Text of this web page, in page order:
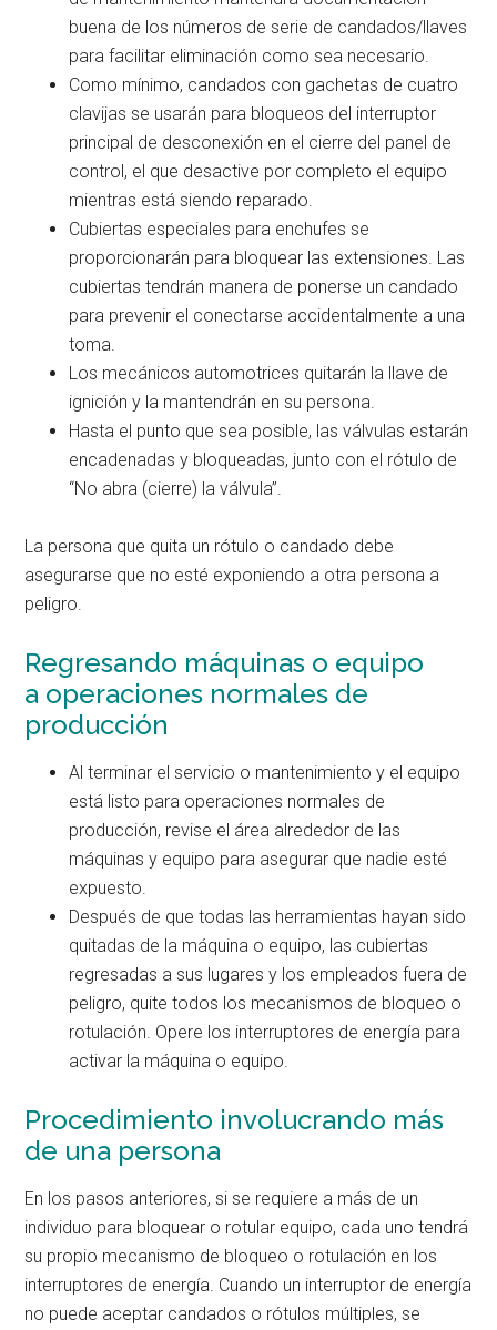
buena de los números de serie de candados/llaves
para facilitar eliminación como sea necesario.
Como mínimo, candados con gachetas de cuatro
clavijas se usarán para bloqueos del interruptor
principal de desconexión en el cierre del panel de
control, el que desactive por completo el equipo
mientras está siendo reparado.
Cubiertas especiales para enchufes se
proporcionarán para bloquear las extensiones. Las
cubiertas tendrán manera de ponerse un candado
para prevenir el conectarse accidentalmente a una
toma.
Los mecánicos automotrices quitarán la llave de
ignición y la mantendrán en su persona.
Hasta el punto que sea posible, las válvulas estarán
encadenadas y bloqueadas, junto con el rótulo de
“No abra (cierre) la válvula”.
La persona que quita un rótulo o candado debe
asegurarse que no esté exponiendo a otra persona a
peligro.
Regresando máquinas o equipo
a operaciones normales de
producción
Al terminar el servicio o mantenimiento y el equipo
está listo para operaciones normales de
producción, revise el área alrededor de las
máquinas y equipo para asegurar que nadie esté
expuesto.
Después de que todas las herramientas hayan sido
quitadas de la máquina o equipo, las cubiertas
regresadas a sus lugares y los empleados fuera de
peligro, quite todos los mecanismos de bloqueo o
rotulación. Opere los interruptores de energía para
activar la máquina o equipo.
Procedimiento involucrando más
de una persona
En los pasos anteriores, si se requiere a más de un
individuo para bloquear o rotular equipo, cada uno tendrá
su propio mecanismo de bloqueo o rotulación en los
interruptores de energía. Cuando un interruptor de energía
no puede aceptar candados o rótulos múltiples, se